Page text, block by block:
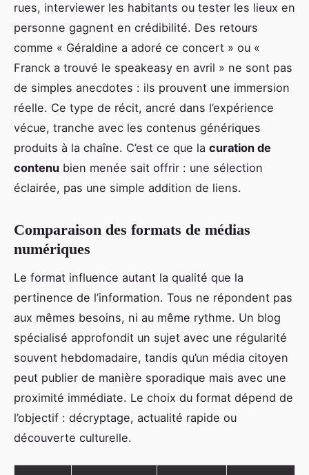
rues, interviewer les habitants ou tester les lieux en
personne gagnent en crédibilité. Des retours
comme « Géraldine a adoré ce concert » ou «
Franck a trouvé le speakeasy en avril » ne sont pas
de simples anecdotes : ils prouvent une immersion
réelle. Ce type de récit, ancré dans l’expérience
vécue, tranche avec les contenus génériques
produits à la chaîne. C’est ce que la curation de
contenu bien menée sait offrir : une sélection
éclairée, pas une simple addition de liens.
Comparaison des formats de médias
numériques
Le format influence autant la qualité que la
pertinence de l’information. Tous ne répondent pas
aux mêmes besoins, ni au même rythme. Un blog
spécialisé approfondit un sujet avec une régularité
souvent hebdomadaire, tandis qu’un média citoyen
peut publier de manière sporadique mais avec une
proximité immédiate. Le choix du format dépend de
l’objectif : décryptage, actualité rapide ou
découverte culturelle.